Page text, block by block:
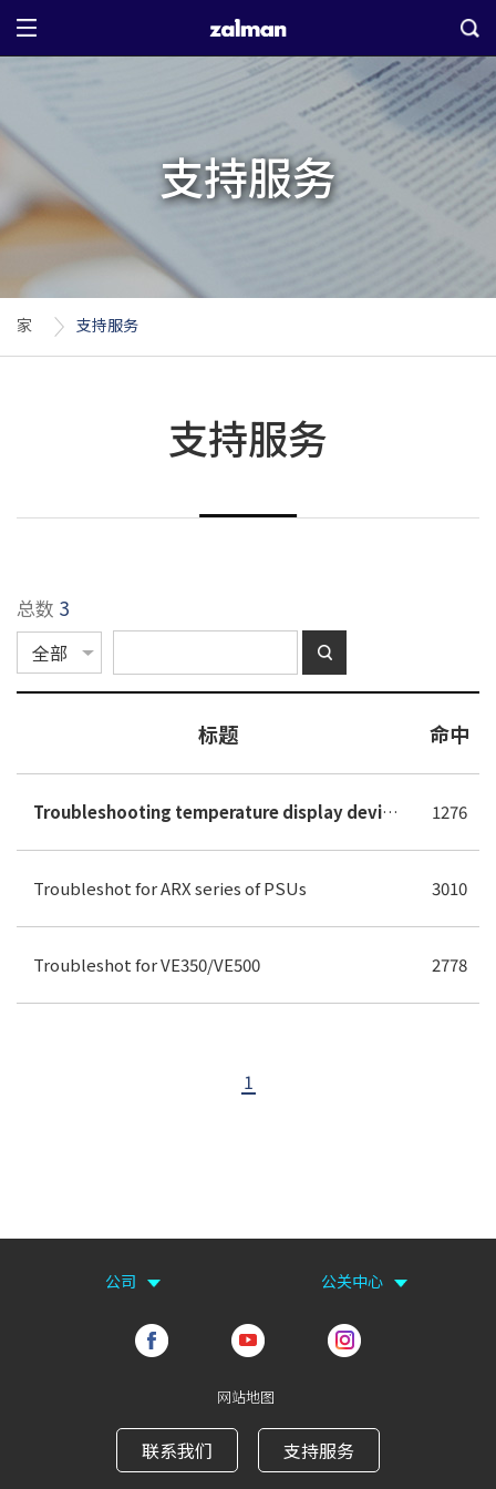
支持服务
家 支持服务
支持服务
总数 3
标题 命中
Troubleshooting temperature display device issues on ZALMAN products. 1276
Troubleshot for ARX series of PSUs 3010
Troubleshot for VE350/VE500 2778
1
公司 公关中心
网站地图
联系我们 支持服务